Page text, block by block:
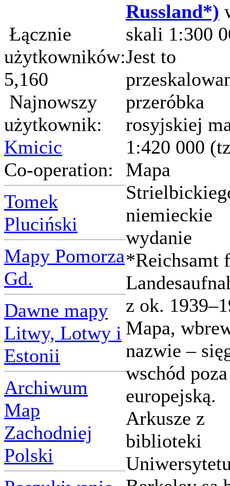
Łącznie
użytkowników:
5,160
Najnowszy
użytkownik:
Kmicic
Co-operation:
Tomek
Pluciński
Mapy Pomorza
Gd.
Dawne mapy
Litwy, Lotwy i
Estonii
Archiwum
Map
Zachodniej
Polski
Russland*)
skali 1:300
Jest to
przeróbka
rosyjskiej
1:420 000
Mapa
niemieckie
wydanie
*Reichsamt
z ok.
Mapa,
nazwie –
wschód
europejską.
Arkusze z
biblioteki